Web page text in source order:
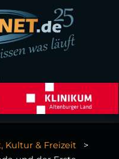
Kultur & Freizeit